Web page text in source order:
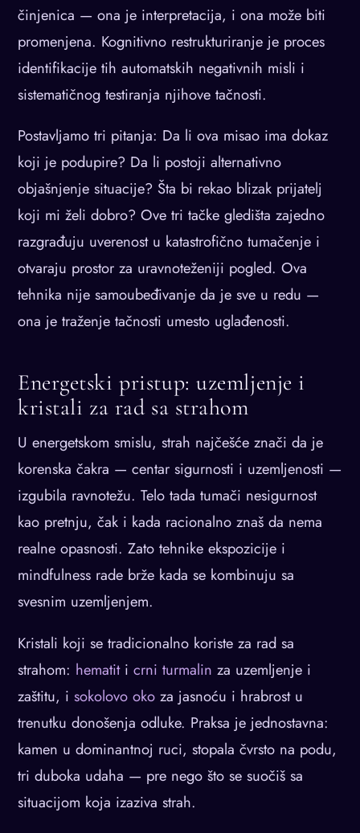
činjenica — ona je interpretacija, i ona može biti
promenjena. Kognitivno restrukturiranje je proces
identifikacije tih automatskih negativnih misli i
sistematičnog testiranja njihove tačnosti.
Postavljamo tri pitanja: Da li ova misao ima dokaz
koji je podupire? Da li postoji alternativno
objašnjenje situacije? Šta bi rekao blizak prijatelj
koji mi želi dobro? Ove tri tačke gledišta zajedno
razgrađuju uverenost u katastrofično tumačenje i
otvaraju prostor za uravnoteženiji pogled. Ova
tehnika nije samoubeđivanje da je sve u redu —
ona je traženje tačnosti umesto uglađenosti.
Energetski pristup: uzemljenje i
kristali za rad sa strahom
U energetskom smislu, strah najčešće znači da je
korenska čakra — centar sigurnosti i uzemljenosti —
izgubila ravnotežu. Telo tada tumači nesigurnost
kao pretnju, čak i kada racionalno znaš da nema
realne opasnosti. Zato tehnike ekspozicije i
mindfulness rade brže kada se kombinuju sa
svesnim uzemljenjem.
Kristali koji se tradicionalno koriste za rad sa
strahom: hematiti crni turmalin za uzemljenje i
zaštitu, i sokolovo oko za jasnoću i hrabrost u
trenutku donošenja odluke. Praksa je jednostavna:
kamen u dominantnoj ruci, stopala čvrsto na podu,
tri duboka udaha — pre nego što se suočiš sa
situacijom koja izaziva strah.